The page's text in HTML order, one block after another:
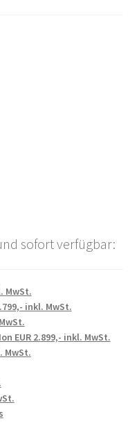
sofort verfügbar:
MwSt.
inkl. MwSt.
EUR 2.899,- inkl. MwSt.
MwSt.